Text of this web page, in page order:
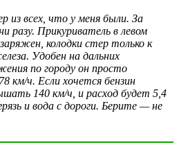
из всех, что у меня были. За
разу. Прикуриватель в левом
колодки стер только к
Удобен на дальних
по городу он просто
км/ч. Если хочется бензин
140 км/ч, и расход будет 5,4
и вода с дороги. Берите — не